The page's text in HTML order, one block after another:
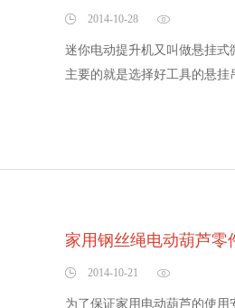
2014-10-28
迷你电动提升机又叫做悬挂
主要的就是选择好工具的悬
家用钢丝绳电动葫芦零
2014-10-21
为了保证家用电动葫芦的使